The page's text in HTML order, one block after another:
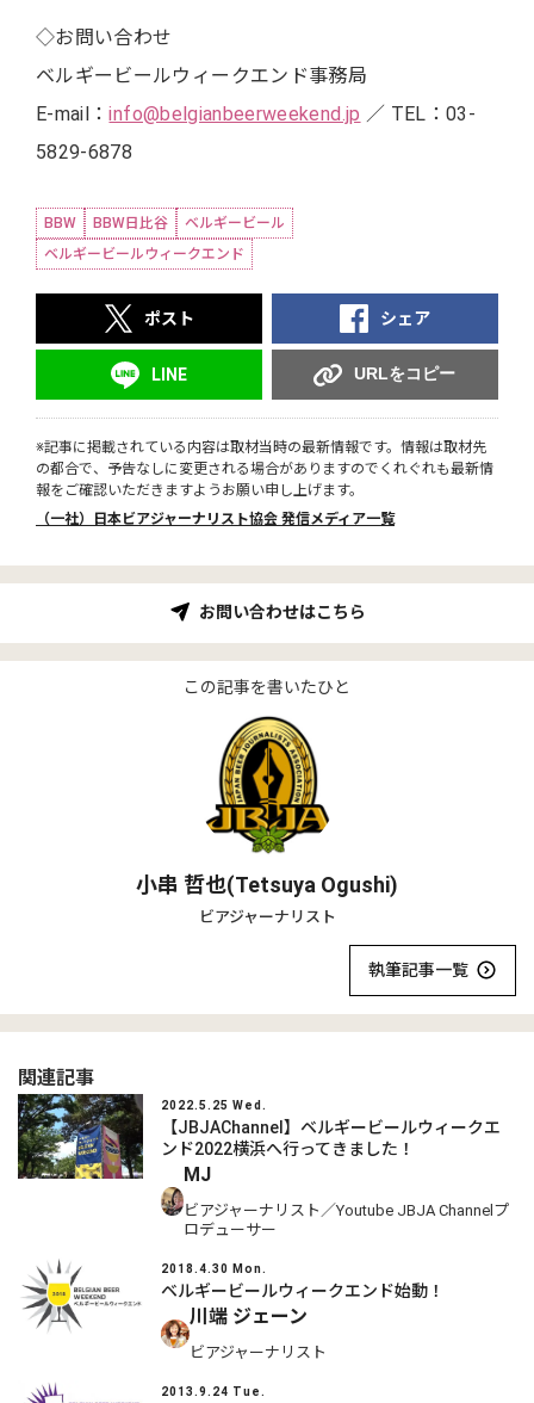
◇お問い合わせ
ベルギービールウィークエンド事務局
E-mail：info@belgianbeerweekend.jp ／ TEL：03-
5829-6878
BBW BBW日比谷
ベルギービール
ベルギービールウィークエンド
ポスト シェア
LINE URLをコピー
※記事に掲載されている内容は取材当時の最新情報です。情報は取材先
の都合で、予告なしに変更される場合がありますのでくれぐれも最新情
報をご確認いただきますようお願い申し上げます。
（一社）日本ビアジャーナリスト協会 発信メディア一覧
お問い合わせはこちら
この記事を書いたひと
小串 哲也(Tetsuya Ogushi)
ビアジャーナリスト
執筆記事一覧
関連記事
2022.5.25 Wed.
【JBJAChannel】ベルギービールウィークエ
ンド2022横浜へ行ってきました！
MJ
ビアジャーナリスト／Youtube JBJA Channelプ
ロデューサー
2018.4.30 Mon.
ベルギービールウィークエンド始動！
川端 ジェーン
ビアジャーナリスト
2013.9.24 Tue.